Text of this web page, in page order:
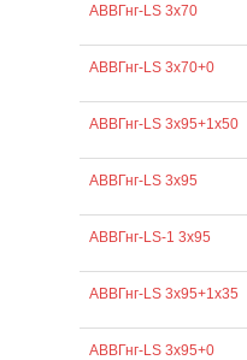
АВВГнг-LS 3х70
АВВГнг-LS 3х70+0
АВВГнг-LS 3х95+1х50
АВВГнг-LS 3х95
АВВГнг-LS-1 3х95
АВВГнг-LS 3х95+1х35
АВВГнг-LS 3х95+0